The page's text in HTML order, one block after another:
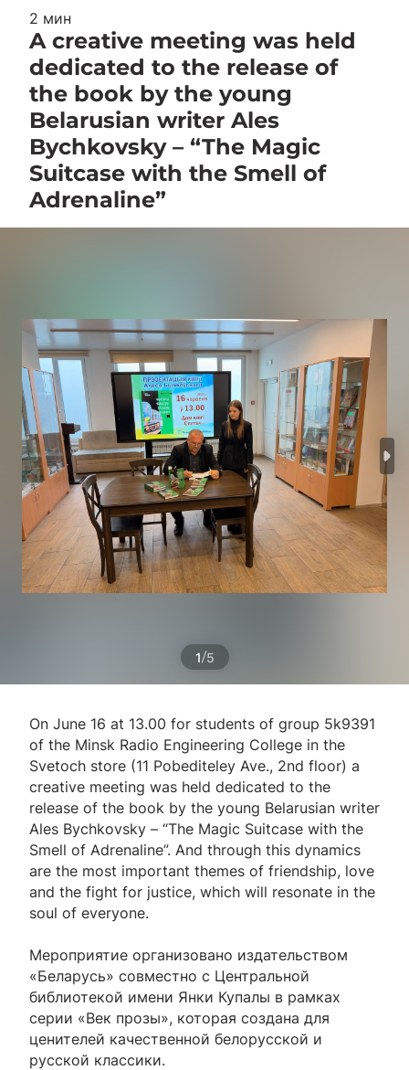
2 мин
A creative meeting was held
dedicated to the release of
the book by the young
Belarusian writer Ales
Bychkovsky – “The Magic
Suitcase with the Smell of
Adrenaline”
1/5
On June 16 at 13.00 for students of group 5k9391
of the Minsk Radio Engineering College in the
Svetoch store (11 Pobediteley Ave., 2nd floor) a
creative meeting was held dedicated to the
release of the book by the young Belarusian writer
Ales Bychkovsky – “The Magic Suitcase with the
Smell of Adrenaline”. And through this dynamics
are the most important themes of friendship, love
and the fight for justice, which will resonate in the
soul of everyone.
Мероприятие организовано издательством
«Беларусь» совместно с Центральной
библиотекой имени Янки Купалы в рамках
серии «Век прозы», которая создана для
ценителей качественной белорусской и
русской классики.